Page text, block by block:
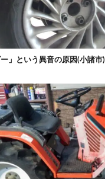
」という異音の原因(小諸市)